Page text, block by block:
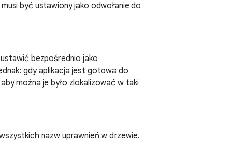
być ustawiony jako odwołanie do
bezpośrednio jako
gdy aplikacja jest gotowa do
można je było zlokalizować w taki
nazw uprawnień w drzewie.